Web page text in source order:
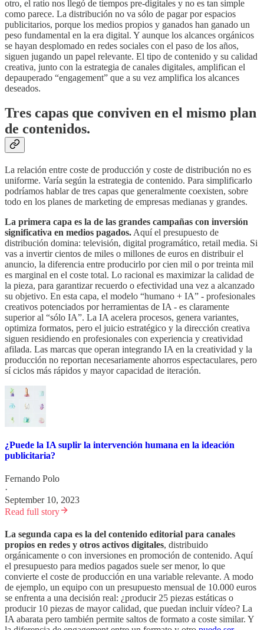
otro, el ratio nos llegó de tiempos pre-digitales y no es tan simple
como parece. La distribución no va sólo de pagar por espacios
publicitarios, porque los medios propios y ganados han ganado un
peso fundamental en la era digital. Y aunque los alcances orgánicos
se hayan desplomado en redes sociales con el paso de los años,
siguen jugando un papel relevante. El tipo de contenido y su calidad
creativa, junto con la estrategia de canales digitales, amplifican el
depauperado “engagement” que a su vez amplifica los alcances
deseados.
Tres capas que conviven en el mismo plan
de contenidos.
La relación entre coste de producción y coste de distribución no es
uniforme. Varía según la estrategia de contenido. Para simplificarlo
podríamos hablar de tres capas que generalmente coexisten, sobre
todo en los planes de marketing de empresas medianas y grandes.
La primera capa es la de las grandes campañas con inversión
significativa en medios pagados. Aquí el presupuesto de
distribución domina: televisión, digital programático, retail media. Si
vas a invertir cientos de miles o millones de euros en distribuir el
anuncio, la diferencia entre producirlo por cien mil o por treinta mil
es marginal en el coste total. Lo racional es maximizar la calidad de
la pieza, para garantizar recuerdo o efectividad una vez a alcanzado
su objetivo. En esta capa, el modelo “humano + IA” - profesionales
creativos potenciados por herramientas de IA - es claramente
superior al “sólo IA”. La IA acelera procesos, genera variantes,
optimiza formatos, pero el juicio estratégico y la dirección creativa
siguen residiendo en profesionales con experiencia y creatividad
afilada. Las marcas que operan integrando IA en la creatividad y la
producción no reportan necesariamente ahorros espectaculares, pero
sí ciclos más rápidos y mayor capacidad de iteración.
¿Puede la IA suplir la intervención humana en la ideación
publicitaria?
Fernando Polo
·
September 10, 2023
Read full story
La segunda capa es la del contenido editorial para canales
propios en redes y otros activos digitales, distribuido
orgánicamente o con inversiones en promoción de contenido. Aquí
el presupuesto para medios pagados suele ser menor, lo que
convierte el coste de producción en una variable relevante. A modo
de ejemplo, un equipo con un presupuesto mensual de 10.000 euros
se enfrenta a una decisión real: ¿producir 25 piezas estáticas o
producir 10 piezas de mayor calidad, que puedan incluir vídeo? La
IA abarata pero también permite saltos de formato a coste similar. Y